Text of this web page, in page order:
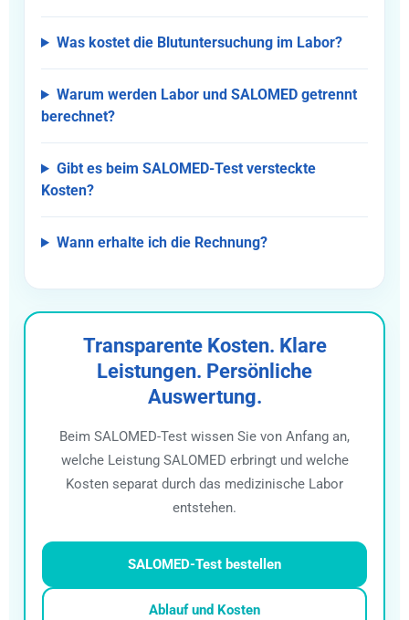
Was kostet die Blutuntersuchung im Labor?
Warum werden Labor und SALOMED getrennt
berechnet?
Gibt es beim SALOMED-Test versteckte
Kosten?
Wann erhalte ich die Rechnung?
Transparente Kosten. Klare
Leistungen. Persönliche
Auswertung.
Beim SALOMED-Test wissen Sie von Anfang an,
welche Leistung SALOMED erbringt und welche
Kosten separat durch das medizinische Labor
entstehen.
SALOMED-Test bestellen
Ablauf und Kosten